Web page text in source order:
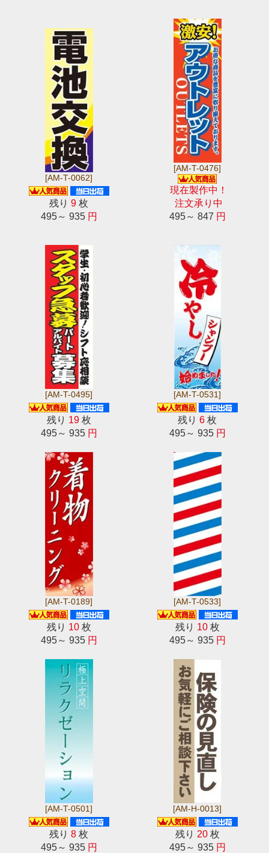
[AM-T-0062]
残り9 枚
495～ 935 円
[AM-T-0476]
現在製作中！
注文承り中
495～ 847 円
[AM-T-0495]
残り 19枚
495～ 935 円
[AM-T-0531]
残り6 枚
495～ 935 円
[AM-T-0189]
残り 10枚
495～ 935 円
[AM-T-0533]
残り 10枚
495～ 935 円
[AM-T-0501]
残り8 枚
495～ 935 円
[AM-H-0013]
残り 20枚
495～ 935 円